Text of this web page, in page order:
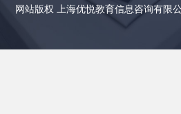
网站版权 上海优悦教育信息咨询有限